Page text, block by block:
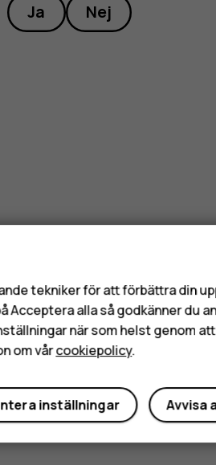
Ja Nej
tekniker för att förbättra din
Acceptera alla så godkänner du
när som helst genom
om vårcookiepolicy.
Avvisa
inställningar